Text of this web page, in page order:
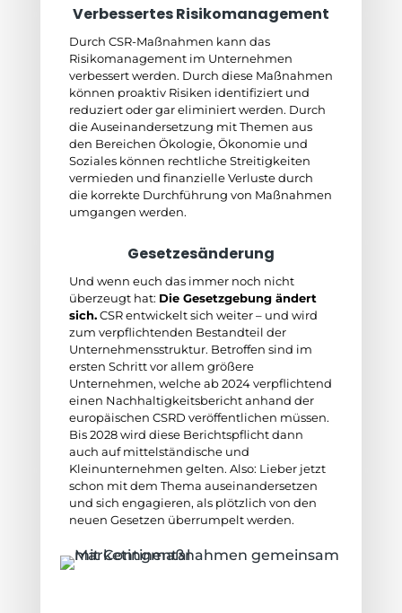
Verbessertes Risikomanagement
Durch CSR-Maßnahmen kann das
Risikomanagement im Unternehmen
verbessert werden. Durch diese Maßnahmen
können proaktiv Risiken identifiziert und
reduziert oder gar eliminiert werden. Durch
die Auseinandersetzung mit Themen aus
den Bereichen Ökologie, Ökonomie und
Soziales können rechtliche Streitigkeiten
vermieden und finanzielle Verluste durch
die korrekte Durchführung von Maßnahmen
umgangen werden.
Gesetzesänderung
Und wenn euch das immer noch nicht
überzeugt hat: Die Gesetzgebung ändert
sich.CSR entwickelt sich weiter – und wird
zum verpflichtenden Bestandteil der
Unternehmensstruktur. Betroffen sind im
ersten Schritt vor allem größere
Unternehmen, welche ab 2024 verpflichtend
einen Nachhaltigkeitsbericht anhand der
europäischen CSRD veröffentlichen müssen.
Bis 2028 wird diese Berichtspflicht dann
auch auf mittelständische und
Kleinunternehmen gelten. Also: Lieber jetzt
schon mit dem Thema auseinandersetzen
und sich engagieren, als plötzlich von den
neuen Gesetzen überrumpelt werden.